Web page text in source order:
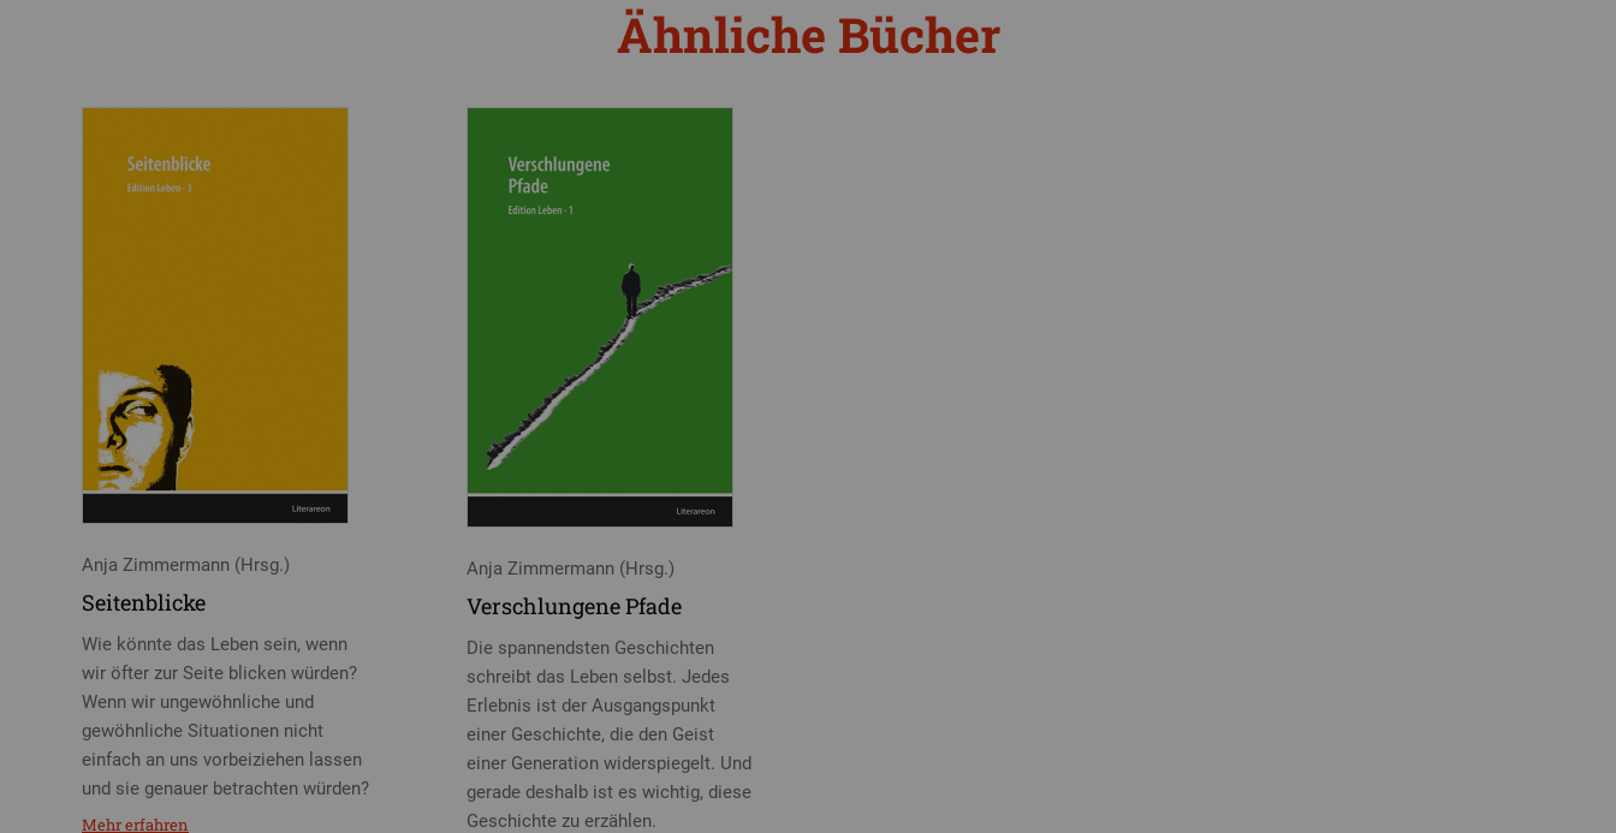
Ähnliche Bücher
Anja Zimmermann (Hrsg.)
Seitenblicke
Wie könnte das Leben sein, wenn
wir öfter zur Seite blicken würden?
Wenn wir ungewöhnliche und
gewöhnliche Situa­tionen nicht
einfach an uns vorbeiziehen lassen
und sie genauer betrachten würden?
Mehr erfahren
Anja Zimmermann (Hrsg.)
Verschlungene Pfade
Die spannendsten Geschichten
schreibt das Leben selbst. Jedes
Erlebnis ist der Ausgangspunkt
einer Geschichte, die den Geist
einer Generation widerspiegelt. Und
gerade deshalb ist es wichtig, diese
Geschichte zu erzählen.